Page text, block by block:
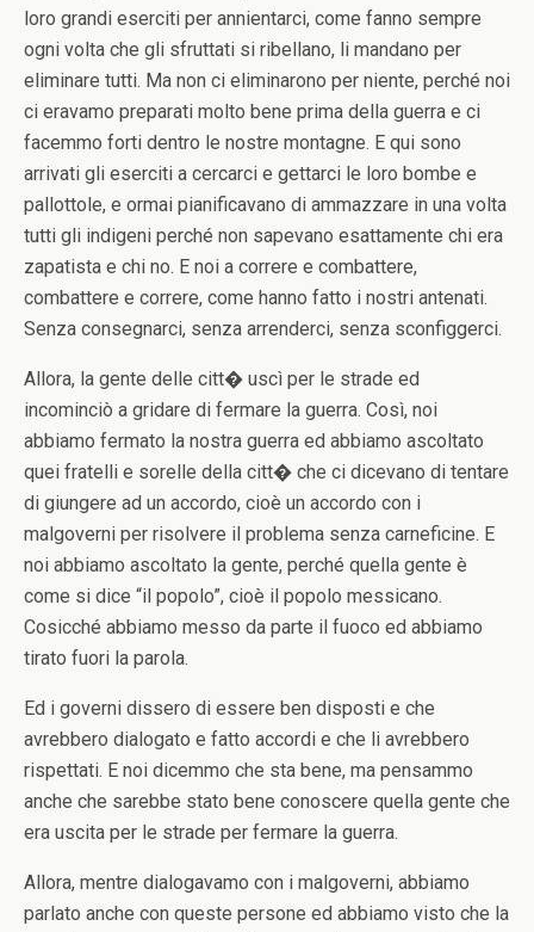
loro grandi eserciti per annientarci, come fanno sempre
ogni volta che gli sfruttati si ribellano, li mandano per
eliminare tutti. Ma non ci eliminarono per niente, perché noi
ci eravamo preparati molto bene prima della guerra e ci
facemmo forti dentro le nostre montagne. E qui sono
arrivati gli eserciti a cercarci e gettarci le loro bombe e
pallottole, e ormai pianificavano di ammazzare in una volta
tutti gli indigeni perché non sapevano esattamente chi era
zapatista e chi no. E noi a correre e combattere,
combattere e correre, come hanno fatto i nostri antenati.
Senza consegnarci, senza arrenderci, senza sconfiggerci.
Allora, la gente delle citt� uscì per le strade ed
incominciò a gridare di fermare la guerra. Così, noi
abbiamo fermato la nostra guerra ed abbiamo ascoltato
quei fratelli e sorelle della citt� che ci dicevano di tentare
di giungere ad un accordo, cioè un accordo con i
malgoverni per risolvere il problema senza carneficine. E
noi abbiamo ascoltato la gente, perché quella gente è
come si dice “il popolo”, cioè il popolo messicano.
Cosicché abbiamo messo da parte il fuoco ed abbiamo
tirato fuori la parola.
Ed i governi dissero di essere ben disposti e che
avrebbero dialogato e fatto accordi e che li avrebbero
rispettati. E noi dicemmo che sta bene, ma pensammo
anche che sarebbe stato bene conoscere quella gente che
era uscita per le strade per fermare la guerra.
Allora, mentre dialogavamo con i malgoverni, abbiamo
parlato anche con queste persone ed abbiamo visto che la